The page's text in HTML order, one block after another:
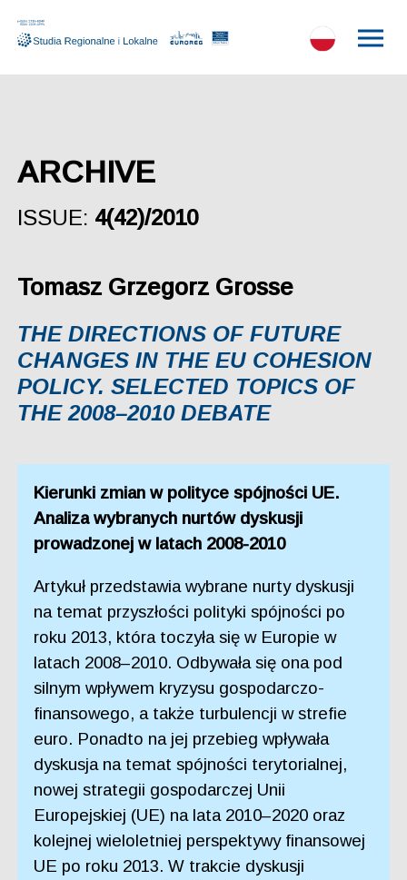
ARCHIVE
ISSUE: 4(42)/2010
Tomasz Grzegorz Grosse
THE DIRECTIONS OF FUTURE
CHANGES IN THE EU COHESION
POLICY. SELECTED TOPICS OF
THE 2008–2010 DEBATE
Kierunki zmian w polityce spójności UE.
Analiza wybranych nurtów dyskusji
prowadzonej w latach 2008-2010
Artykuł przedstawia wybrane nurty dyskusji
na temat przyszłości polityki spójności po
roku 2013, która toczyła się w Europie w
latach 2008–2010. Odbywała się ona pod
silnym wpływem kryzysu gospodarczo-
finansowego, a także turbulencji w strefie
euro. Ponadto na jej przebieg wpływała
dyskusja na temat spójności terytorialnej,
nowej strategii gospodarczej Unii
Europejskiej (UE) na lata 2010–2020 oraz
kolejnej wieloletniej perspektywy finansowej
UE po roku 2013. W trakcie dyskusji